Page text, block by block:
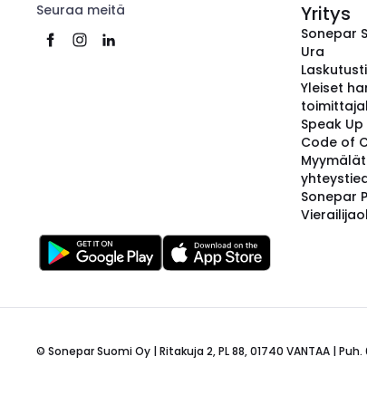
Seuraa meitä Yritys
Sonepar
Ura
Yleiset
Speak Up
Code of
Sonepar
© Sonepar Suomi Oy | Ritakuja 2, PL 88, 01740 VANTAA |